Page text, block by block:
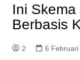
Ini
Berbasis
2 6 Februari